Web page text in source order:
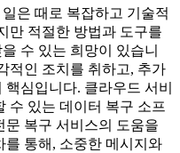
은 때로 복잡하고 기술적
만 적절한 방법과 도구를
수 있는 희망이 있습니
적인 조치를 취하고, 추가
심입니다. 클라우드 서비
수 있는 데이터 복구 소프
문 복구 서비스의 도움을
를 통해, 소중한 메시지와